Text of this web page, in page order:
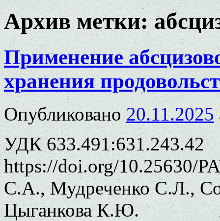
Архив метки:
Применение
хранения
Опубликовано 20.11.2025
УДК 633.491:631.243.42
https://doi.org/10.25630/
С.А., Мудреченко С.Л.,
Цыганкова К.Ю.